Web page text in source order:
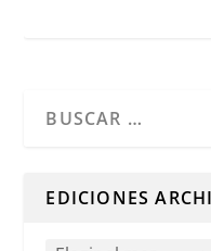
EDICIONES